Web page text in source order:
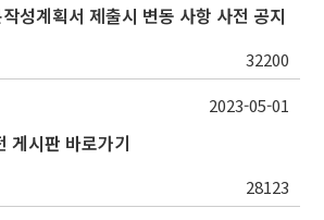
성계획서 제출시 변동 사항 사전 공지
32200
게시판 바로가기
28123
2023-05-01